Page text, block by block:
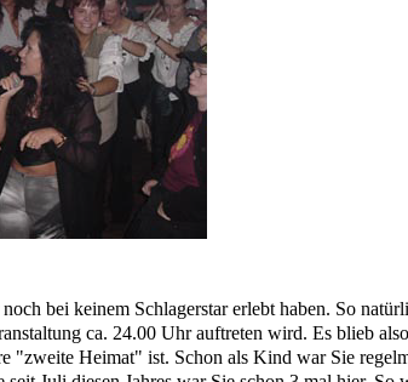
bei keinem Schlagerstar erlebt haben. So
ca. 24.00 Uhr auftreten wird. Es blieb
"zweite Heimat" ist. Schon als Kind war Sie